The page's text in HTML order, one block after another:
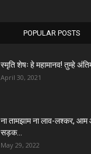
POPULAR POSTS
स्मृति शेषः हे महामानव! तुम्हे
April 30, 2021
ना तामझाम ना लाव-लश्कर, आम
सड़क...
May 29, 2022